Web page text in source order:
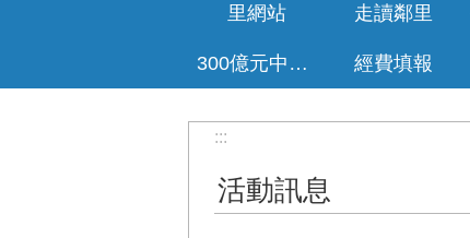
里網站 走讀鄰里
300億元中央擴大租金補貼專區 經費填報
:::
活動訊息